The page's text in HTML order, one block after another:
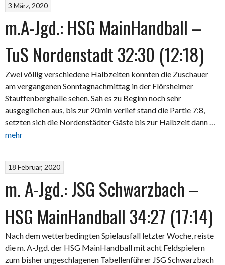
3 März, 2020
m.A-Jgd.: HSG MainHandball –
TuS Nordenstadt 32:30 (12:18)
Zwei völlig verschiedene Halbzeiten konnten die Zuschauer
am vergangenen Sonntagnachmittag in der Flörsheimer
Stauffenberghalle sehen. Sah es zu Beginn noch sehr
ausgeglichen aus, bis zur 20min verlief stand die Partie 7:8,
setzten sich die Nordenstädter Gäste bis zur Halbzeit dann …
mehr
18 Februar, 2020
m. A-Jgd.: JSG Schwarzbach –
HSG MainHandball 34:27 (17:14)
Nach dem wetterbedingten Spielausfall letzter Woche, reiste
die m. A-Jgd. der HSG MainHandball mit acht Feldspielern
zum bisher ungeschlagenen Tabellenführer JSG Schwarzbach